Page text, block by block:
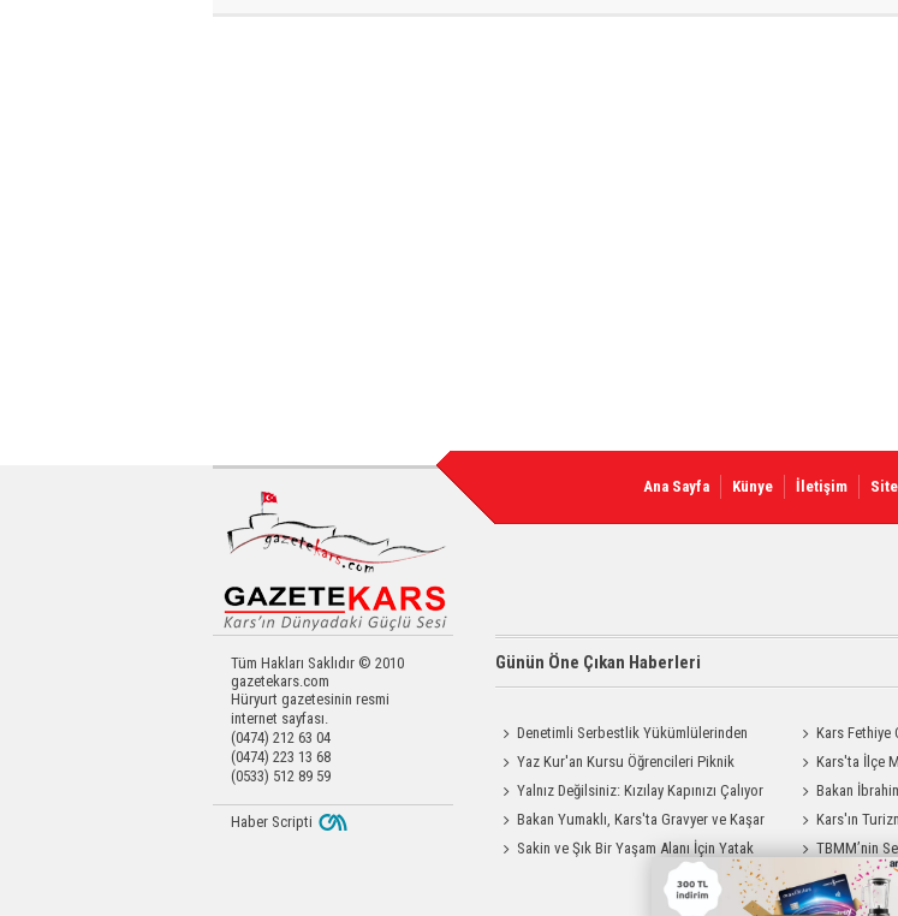
Ana Sayfa Künye İletişim
Tüm Hakları Saklıdır © 2010
gazetekars.com
Hüryurt gazetesinin resmi
internet sayfası.
(0474) 212 63 04
(0474) 223 13 68
(0533) 512 89 59
Günün Öne Çıkan Haberleri
Denetimli Serbestlik Yükümlülerinden
Okula Temizlik Desteği
Kars Fethiye
Bayrağı
Yaz Kur'an Kursu Öğrencileri Piknik
Coşkusu Yaşadı
Kars'ta İlçe
Değerlendirme
Yalnız Değilsiniz: Kızılay Kapınızı Çalıyor
Bakan
ilk
Bakan Yumaklı, Kars'ta Gravyer ve Kaşar
Üretim Tesisini Ziyaret Etti
Kars'ın
Sakin ve Şık Bir Yaşam Alanı İçin Yatak
Odası Modelleri Savenis.com’da!
TBMM’nin
Durdağı
Haber Scripti